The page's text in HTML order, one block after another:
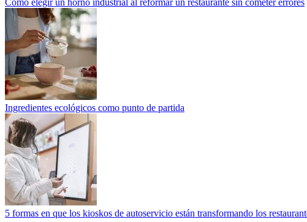
Cómo elegir un horno industrial al reformar un restaurante sin cometer errores
Ingredientes ecológicos como punto de partida
5 formas en que los kioskos de autoservicio están transformando los